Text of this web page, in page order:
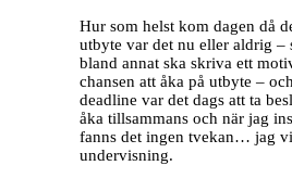
Hur som helst kom dagen då
utbyte var det nu eller aldrig –
bland annat ska skriva ett
chansen att åka på utbyte –
deadline var det dags att ta
åka tillsammans och när jag
fanns det ingen tvekan… jag
undervisning.